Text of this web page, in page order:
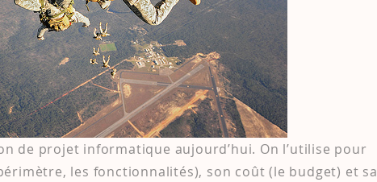
de projet informatique aujourd’hui. On l’utilise pour
les fonctionnalités), son coût (le budget) et sa